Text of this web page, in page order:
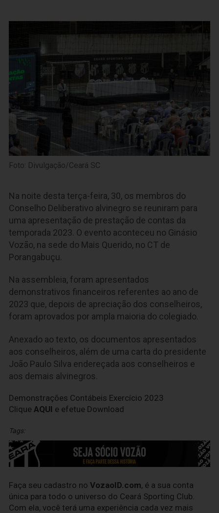
Foto: Divulgação/Ceará SC
Na noite desta terça-feira, 30, os membros do
Conselho Deliberativo alvinegro se reuniram para
uma apresentação de prestação de contas da
temporada 2023. O evento aconteceu no Ginásio
Vozão, na sede do Mais Querido, no CT de
Porangabuçu.
Na assembleia, foram apresentados
demonstrativos financeiros referentes ao ano de
2023 que, depois de apreciação dos conselheiros,
foram aprovados por ampla maioria do colegiado.
Anexado ao texto, os documentos apresentados
aos conselheiros, além de uma carta do presidente
João Paulo Silva endereçada aos conselheiros e
aos demais alvinegros.
Demonstrações Contábeis Exercício 2023
Clique AQUI e efetue Download
Tags:
Faça seu cadastro no VozaoID.com, é a sua conta
única para todo o universo do Ceará Sporting Club.
Com ela, você terá uma experiência cada vez mais